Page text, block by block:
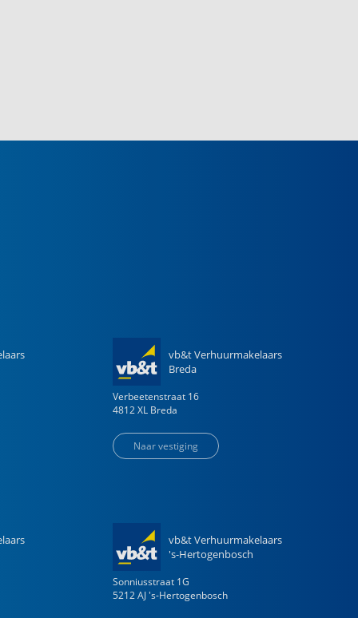
vb&t Verhuurmakelaars
Breda
Verbeetenstraat 16
4812 XL Breda
Naar vestiging
vb&t Verhuurmakelaars
's-Hertogenbosch
Sonniusstraat 1G
5212 AJ 's-Hertogenbosch